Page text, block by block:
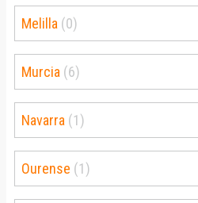
Melilla (0)
Murcia (6)
Navarra (1)
Ourense (1)